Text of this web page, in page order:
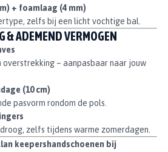
+ foamlaag (4 mm)
zelfs bij een licht vochtige bal.
& ADEMEND VERMOGEN
overstrekking – aanpasbaar naar jouw
(10 cm)
pasvorm rondom de pols.
zelfs tijdens warme zomerdagen.
keepershandschoenen bij